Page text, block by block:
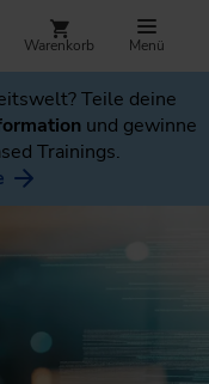
Warenkorb Menü
Teile deine
und gewinne
Trainings.